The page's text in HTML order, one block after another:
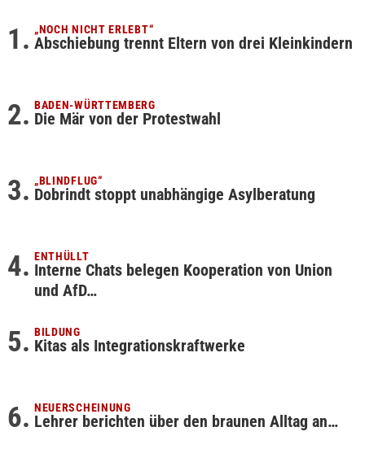
„NOCH NICHT ERLEBT“
Abschiebung trennt Eltern von drei Kleinkindern
BADEN-WÜRTTEMBERG
Die Mär von der Protestwahl
„BLINDFLUG“
Dobrindt stoppt unabhängige Asylberatung
ENTHÜLLT
Interne Chats belegen Kooperation von Union
und AfD…
BILDUNG
Kitas als Integrationskraftwerke
NEUERSCHEINUNG
Lehrer berichten über den braunen Alltag an…